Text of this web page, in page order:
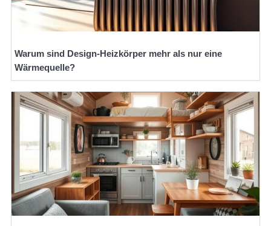
Warum sind Design-Heizkörper mehr als nur eine
Wärmequelle?